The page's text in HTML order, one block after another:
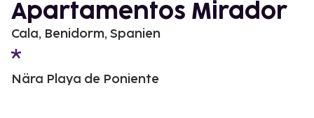
Apartamentos Mirador
Cala, Benidorm, Spanien
Nära Playa de Poniente